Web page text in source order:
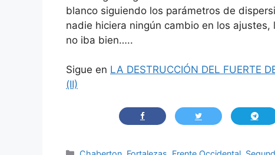
blanco siguiendo los parámetros de
nadie hiciera ningún cambio en los
no iba bien…..
Sigue en LA DESTRUCCIÓN DEL FUERTE
(II)
Categorías